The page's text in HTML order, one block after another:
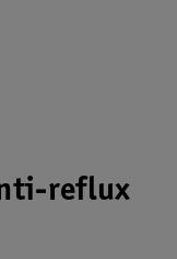
reflux